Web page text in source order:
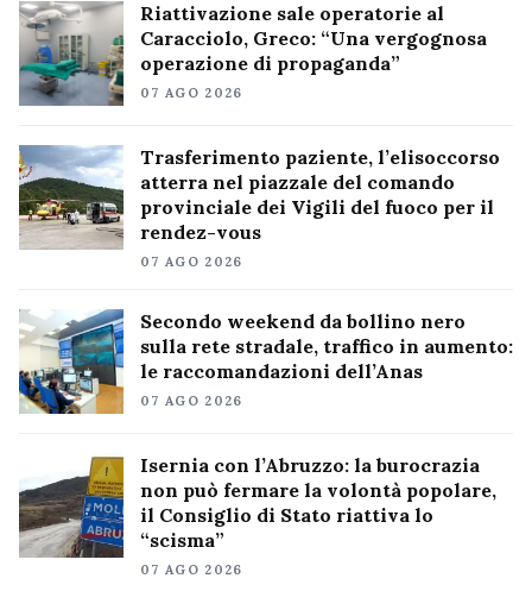
Riattivazione sale operatorie al
Caracciolo, Greco: “Una vergognosa
operazione di propaganda”
07 AGO 2026
Trasferimento paziente, l’elisoccorso
atterra nel piazzale del comando
provinciale dei Vigili del fuoco per il
rendez-vous
07 AGO 2026
Secondo weekend da bollino nero
sulla rete stradale, traffico in aumento:
le raccomandazioni dell’Anas
07 AGO 2026
Isernia con l’Abruzzo: la burocrazia
non può fermare la volontà popolare,
il Consiglio di Stato riattiva lo
“scisma”
07 AGO 2026